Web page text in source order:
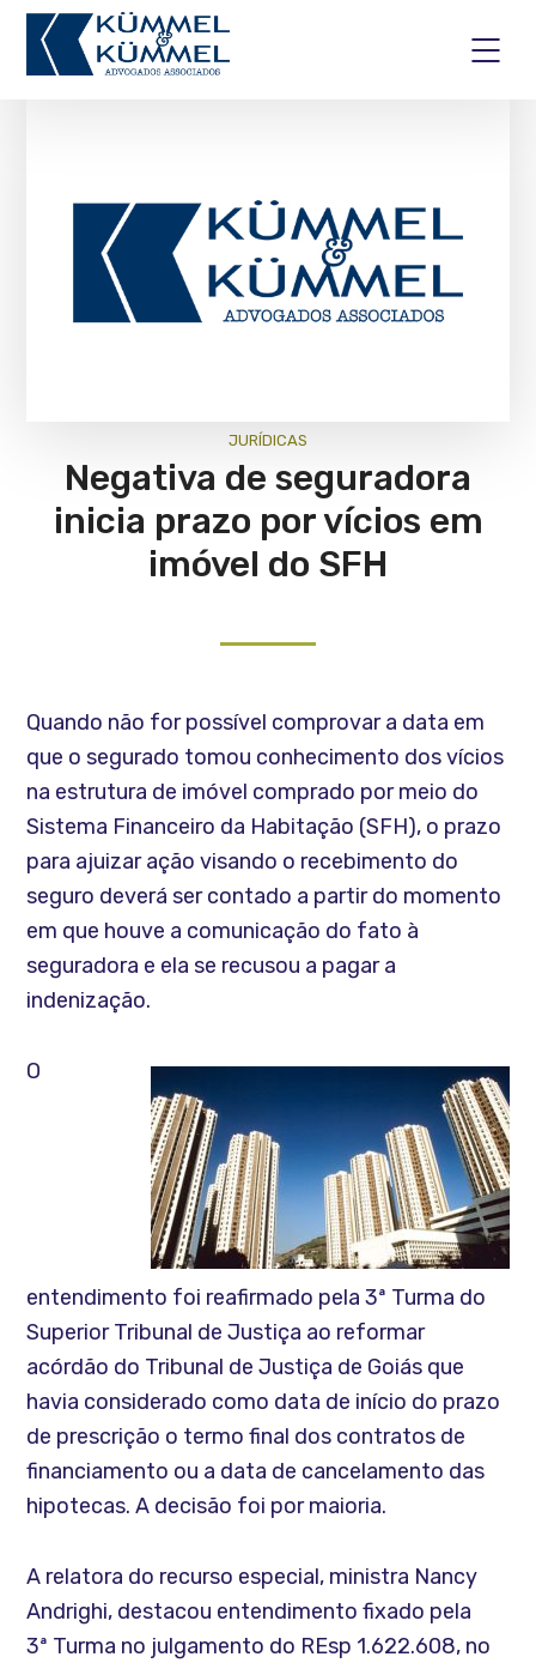
JURÍ­DICAS
Negativa de seguradora
inicia prazo por vícios em
imóvel do SFH
Quando não for possível comprovar a data em
que o segurado tomou conhecimento dos vícios
na estrutura de imóvel comprado por meio do
Sistema Financeiro da Habitação (SFH), o prazo
para ajuizar ação visando o recebimento do
seguro deverá ser contado a partir do momento
em que houve a comunicação do fato à
seguradora e ela se recusou a pagar a
indenização.
O
entendimento foi reafirmado pela 3ª Turma do
Superior Tribunal de Justiça ao reformar
acórdão do Tribunal de Justiça de Goiás que
havia considerado como data de início do prazo
de prescrição o termo final dos contratos de
financiamento ou a data de cancelamento das
hipotecas. A decisão foi por maioria.
A relatora do recurso especial, ministra Nancy
Andrighi, destacou entendimento fixado pela
3ª Turma no julgamento do REsp 1.622.608, no